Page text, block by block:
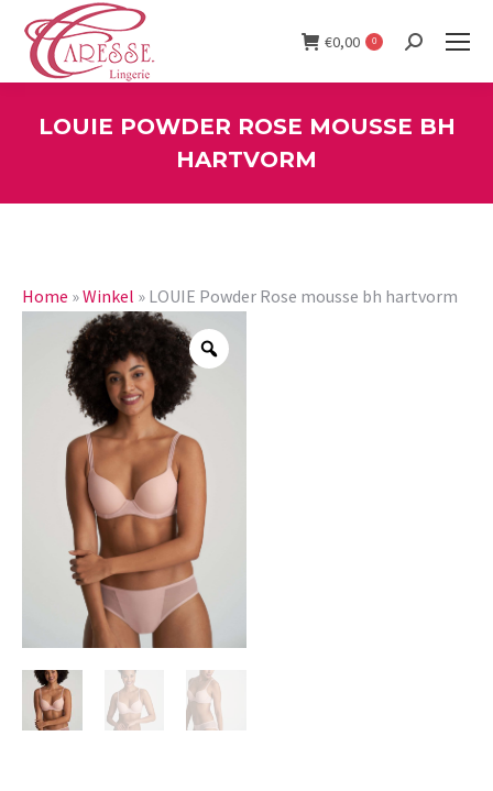
€0,00 0 Search:
LOUIE POWDER ROSE MOUSSE BH
HARTVORM
Home »Winkel » LOUIE Powder Rose mousse bh hartvorm